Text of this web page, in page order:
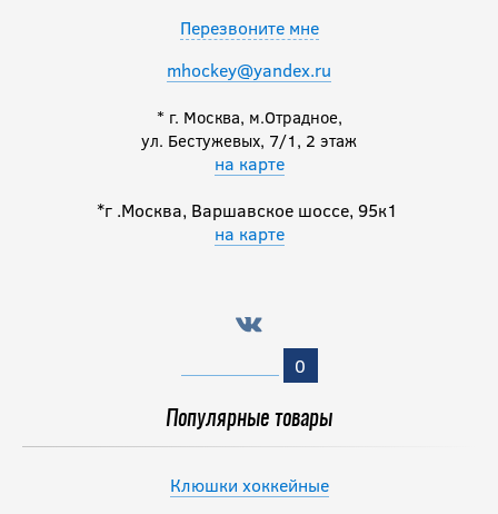
BAUER S24 X
Перезвоните мне
mhockey@yandex.ru
* г. Москва, м.Отрадное,
ул. Бестужевых, 7/1, 2 этаж
на карте
*г .Москва, Варшавское шоссе, 95к1
на карте
0
Популярные товары
Клюшки хоккейные